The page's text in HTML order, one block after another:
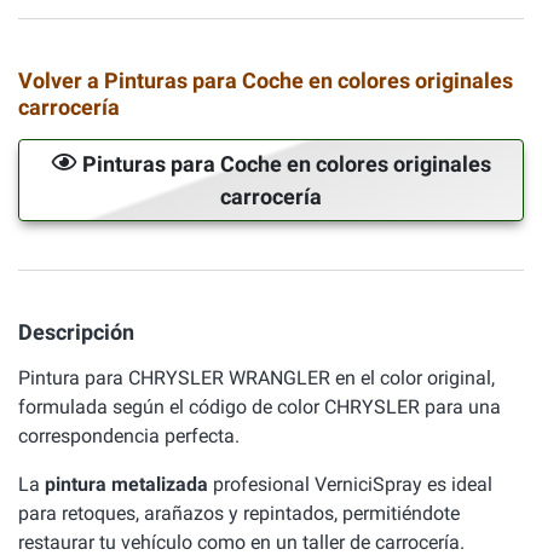
Volver a Pinturas para Coche en colores originales
carrocería
Pinturas para Coche en colores originales
carrocería
Descripción
Pintura para CHRYSLER WRANGLER en el color original,
formulada según el código de color CHRYSLER para una
correspondencia perfecta.
La pintura metalizada profesional VerniciSpray es ideal
para retoques, arañazos y repintados, permitiéndote
restaurar tu vehículo como en un taller de carrocería.